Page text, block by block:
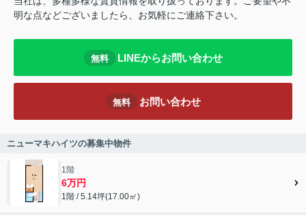
明な点などございましたら、お気軽にご連絡下さい。
無料 LINEからお問い合わせ
無料 お問い合わせ
ニューマキハイツの募集中物件
1階
6万円
1階 / 5.14坪(17.00㎡)